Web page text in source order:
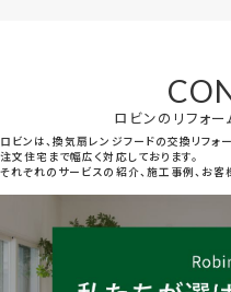
ロビンのリフォー
ロビンは、換気扇レンジフードの交換リフォ
注文住宅まで幅広く対応しております。
それぞれのサービスの紹介、施工事例、お客